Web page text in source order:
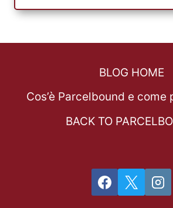
BLOG HOME
Cos’è Parcelbound e come
BACK TO